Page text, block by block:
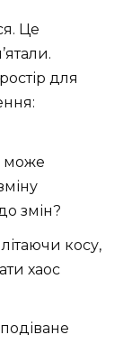
Це
для
може
змін?
косу,
хаос